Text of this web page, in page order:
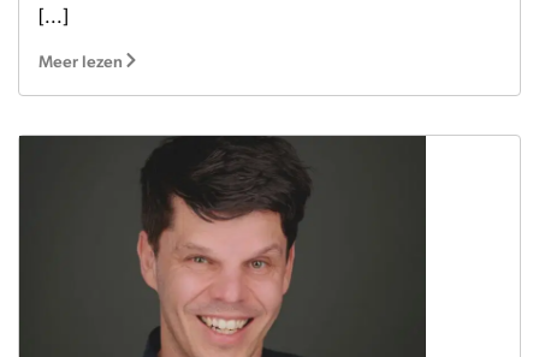
[...]
Meer lezen